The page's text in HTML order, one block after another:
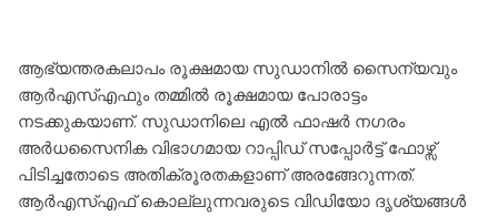
ആഭ്യന്തരകലാപം രൂക്ഷമായ സുഡാനിൽ സൈന്യവും
ആർഎസ്എഫും തമ്മിൽ രൂക്ഷമായ പോരാട്ടം
നടക്കുകയാണ്. സുഡാനിലെ എൽ ഫാഷർ നഗരം
അർധസൈനിക വിഭാഗമായ റാപ്പിഡ് സപ്പോർട്ട് ഫോഴ്സ്
പിടിച്ചതോടെ അതിക്രൂരതകളാണ് അരങ്ങേറുന്നത്.
ആർഎസ്എഫ് കൊല്ലുന്നവരുടെ വിഡിയോ ദൃശ്യങ്ങൾ